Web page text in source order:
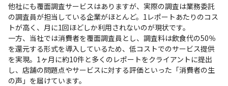
他社にも覆面調査サービスはありますが、実際の調査は業務委託
の調査員が担当している企業がほとんど。1レポートあたりのコス
トが高く、月に1回ほどしか利用されないのが現状です。
一方、当社では消費者を覆面調査員とし、調査料は飲食代の50％
を還元する形式を導入しているため、低コストでのサービス提供
を実現。1ヶ月に約10件と多くのレポートをクライアントに提出
し、店舗の問題点やサービスに対する評価といった「消費者の生
の声」を届けています。